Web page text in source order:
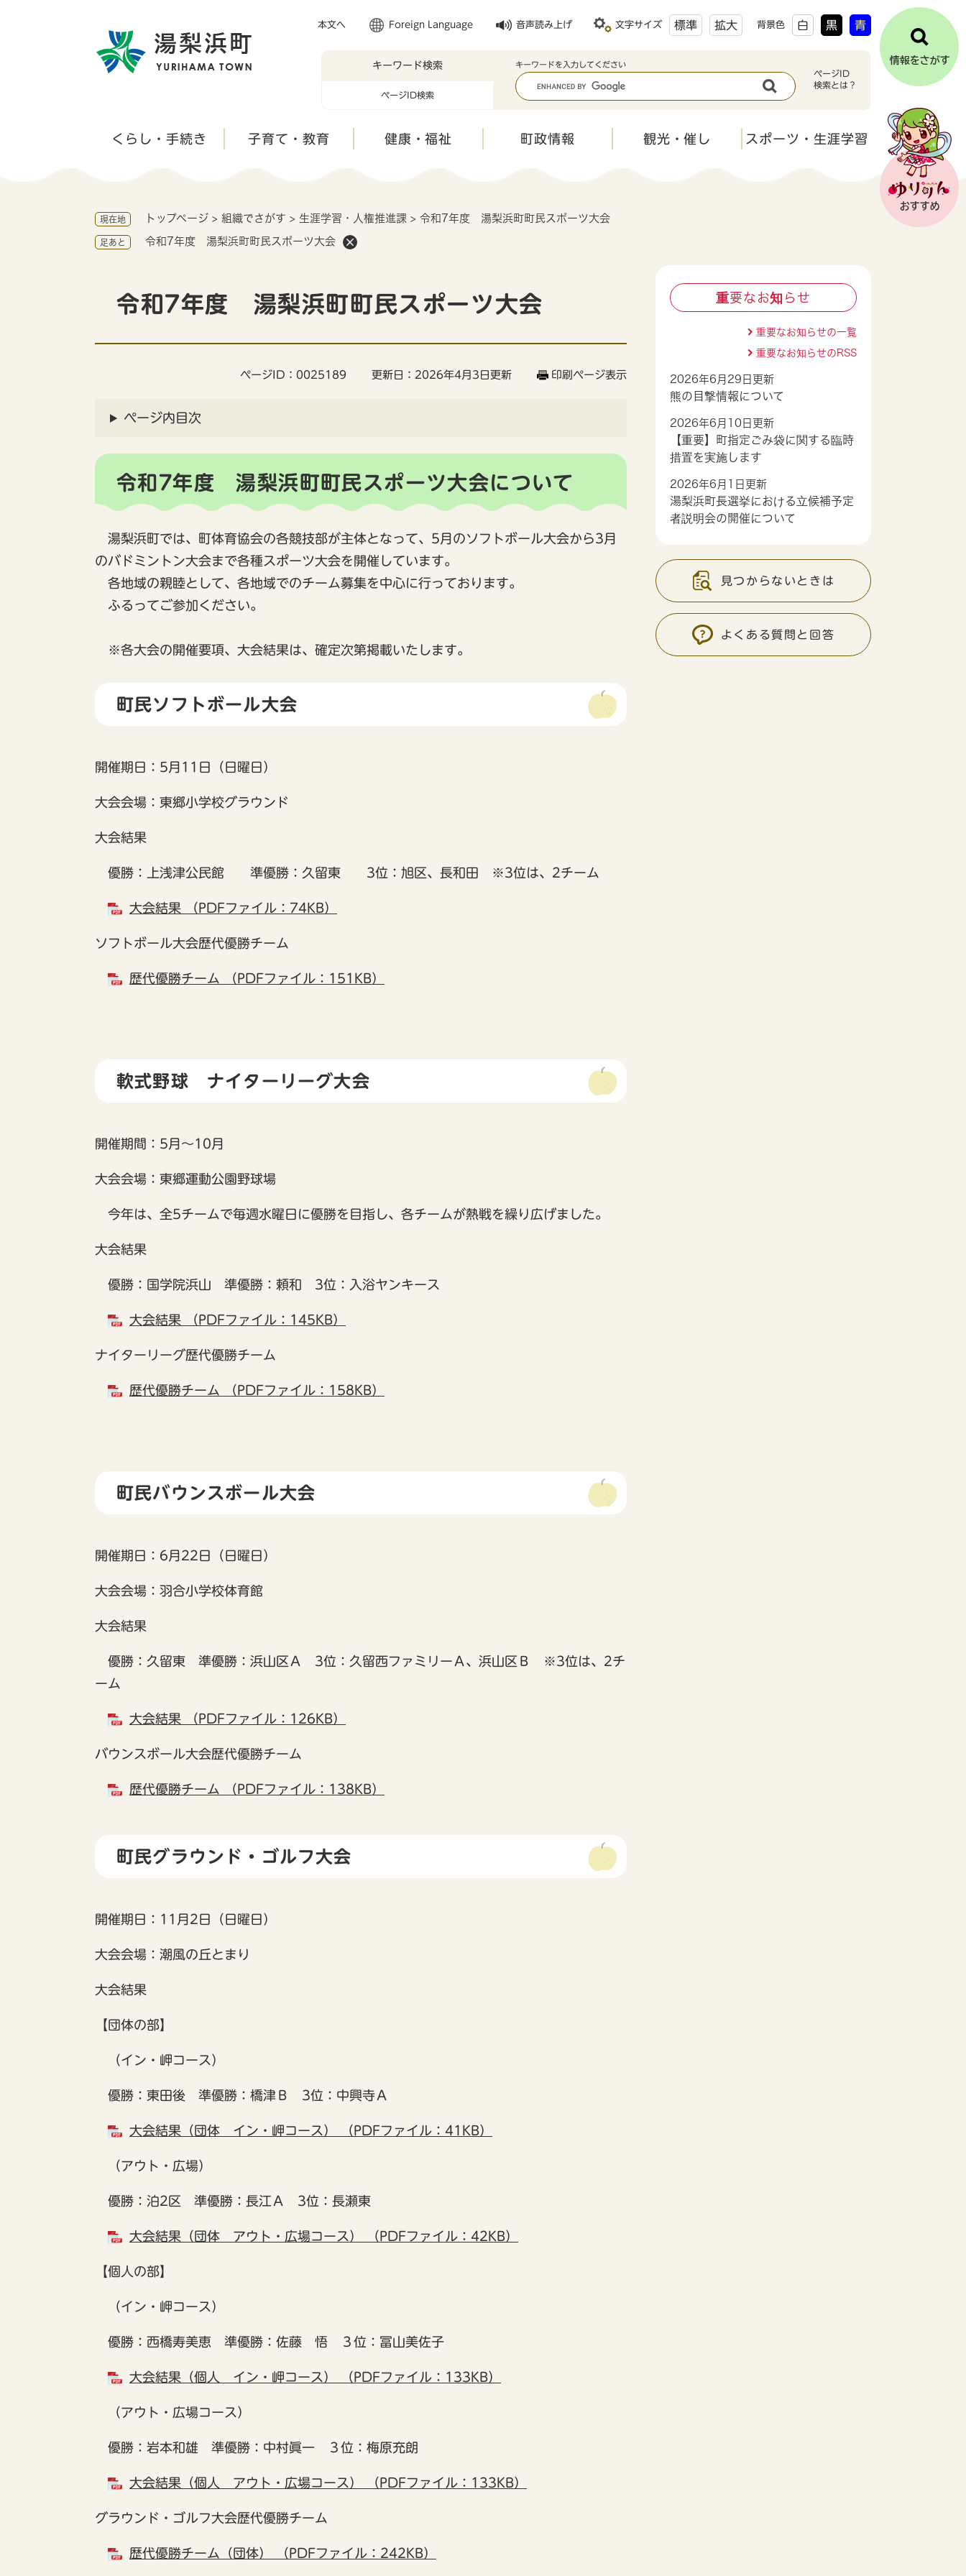
本文へ Foreign Language 音声読み上げ 文字サイズ 標準 拡大 背景色 白 黒 青
キーワード検索
ページID検索
キ
ー
ワ
ド
キーワードを入力してください
ページID
検索とは？
くらし・手続き 子育て・教育 健康・福祉 町政情報 観光・催し スポーツ・生涯学習
現在地 トップページ > 組織でさがす > 生涯学習・人権推進課 > 令和7年度 湯梨浜町町民スポーツ大会
足あと 令和7年度 湯梨浜町町民スポーツ大会
令和7年度 湯梨浜町町民スポーツ大会
ページID：0025189 更新日：2026年4月3日更新 印刷ページ表示
ページ内目次
令和7年度 湯梨浜町町民スポーツ大会について
湯梨浜町では、町体育協会の各競技部が主体となって、5月のソフトボール大会から3月
のバドミントン大会まで各種スポーツ大会を開催しています。
各地域の親睦として、各地域でのチーム募集を中心に行っております。
ふるってご参加ください。
※各大会の開催要項、大会結果は、確定次第掲載いたします。
町民ソフトボール大会
開催期日：5月11日（日曜日）
大会会場：東郷小学校グラウンド
大会結果
優勝：上浅津公民館 準優勝：久留東 3位：旭区、長和田 ※3位は、2チーム
大会結果 （PDFファイル：74KB）
ソフトボール大会歴代優勝チーム
歴代優勝チーム （PDFファイル：151KB）
軟式野球 ナイターリーグ大会
開催期間：5月～10月
大会会場：東郷運動公園野球場
今年は、全5チームで毎週水曜日に優勝を目指し、各チームが熱戦を繰り広げました。
大会結果
優勝：国学院浜山 準優勝：頼和 3位：入浴ヤンキース
大会結果 （PDFファイル：145KB）
ナイターリーグ歴代優勝チーム
歴代優勝チーム （PDFファイル：158KB）
町民バウンスボール大会
開催期日：6月22日（日曜日）
大会会場：羽合小学校体育館
大会結果
優勝：久留東 準優勝：浜山区Ａ 3位：久留西ファミリーＡ、浜山区Ｂ ※3位は、2チ
ーム
大会結果 （PDFファイル：126KB）
バウンスボール大会歴代優勝チーム
歴代優勝チーム （PDFファイル：138KB）
町民グラウンド・ゴルフ大会
開催期日：11月2日（日曜日）
大会会場：潮風の丘とまり
大会結果
【団体の部】
（イン・岬コース）
優勝：東田後 準優勝：橋津Ｂ 3位：中興寺Ａ
大会結果（団体 イン・岬コース） （PDFファイル：41KB）
（アウト・広場）
優勝：泊2区 準優勝：長江Ａ 3位：長瀬東
大会結果（団体 アウト・広場コース） （PDFファイル：42KB）
【個人の部】
（イン・岬コース）
優勝：西橋寿美恵 準優勝：佐藤 悟 ３位：冨山美佐子
大会結果（個人 イン・岬コース） （PDFファイル：133KB）
（アウト・広場コース）
優勝：岩本和雄 準優勝：中村眞一 ３位：梅原充朗
大会結果（個人 アウト・広場コース） （PDFファイル：133KB）
グラウンド・ゴルフ大会歴代優勝チーム
歴代優勝チーム（団体） （PDFファイル：242KB）
重要なお知らせ
2026年6月29日更新
熊の目撃情報について
2026年6月10日更新
【重要】町指定ごみ袋に関する臨時
措置を実施します
2026年6月1日更新
湯梨浜町長選挙における立候補予定
者説明会の開催について
重要なお知らせの一覧
重要なお知らせのRSS
見つからないときは
よくある質問と回答